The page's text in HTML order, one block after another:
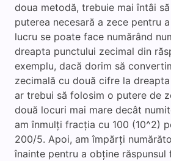
doua metodă, trebuie mai întâi
puterea necesară a zece pentru
lucru se poate face numărând
dreapta punctului zecimal din
exemplu, dacă dorim să
zecimală cu două cifre la
ar trebui să folosim o putere de
două locuri mai mare decât
am înmulți fracția cu 100 (10^2)
200/5. Apoi, am împărți
înainte pentru a obține răspunsul